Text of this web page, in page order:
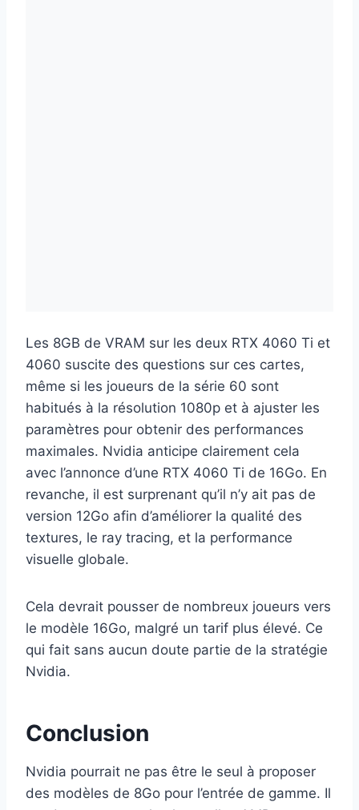
Les 8GB de VRAM sur les deux RTX 4060 Ti et
4060 suscite des questions sur ces cartes,
même si les joueurs de la série 60 sont
habitués à la résolution 1080p et à ajuster les
paramètres pour obtenir des performances
maximales. Nvidia anticipe clairement cela
avec l’annonce d’une RTX 4060 Ti de 16Go. En
revanche, il est surprenant qu’il n’y ait pas de
version 12Go afin d’améliorer la qualité des
textures, le ray tracing, et la performance
visuelle globale.
Cela devrait pousser de nombreux joueurs vers
le modèle 16Go, malgré un tarif plus élevé. Ce
qui fait sans aucun doute partie de la stratégie
Nvidia.
Conclusion
Nvidia pourrait ne pas être le seul à proposer
des modèles de 8Go pour l’entrée de gamme. Il